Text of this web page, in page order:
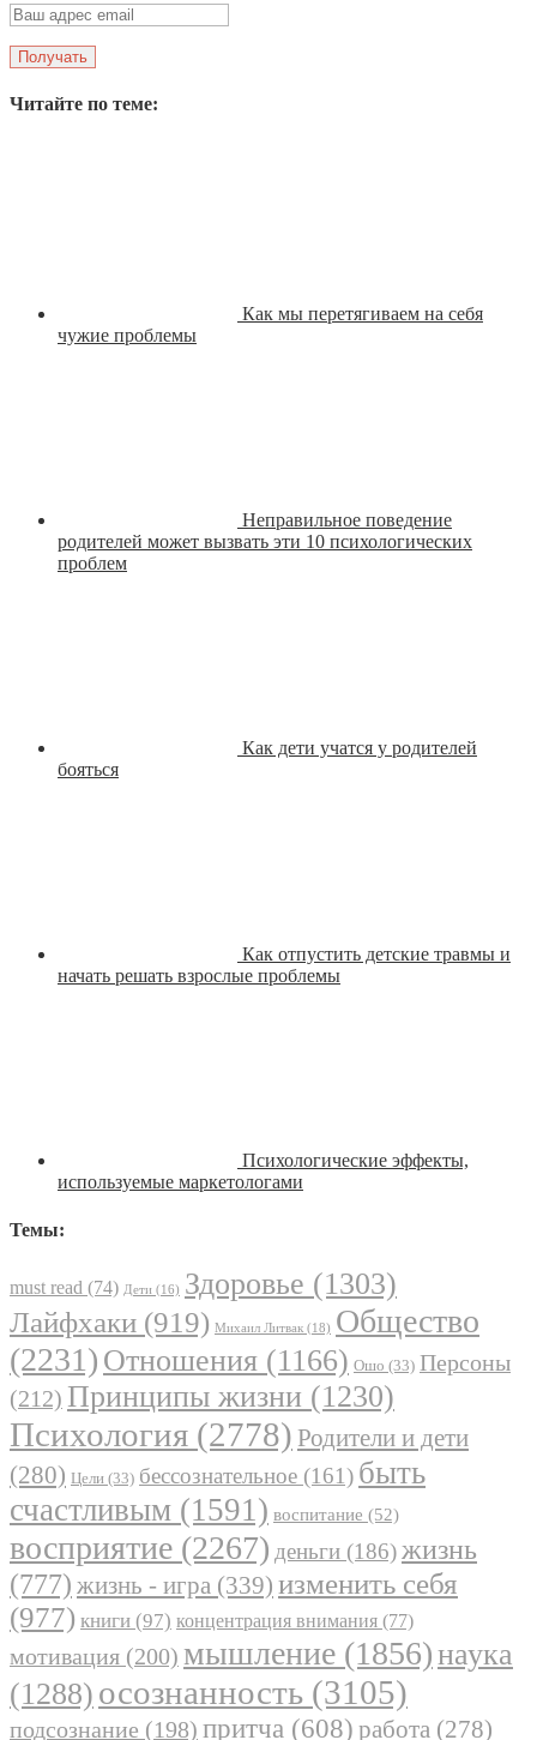
Читайте по теме:
Как мы перетягиваем на себя
чужие проблемы
Неправильное поведение
родителей может вызвать эти 10 психологических
проблем
Как дети учатся у родителей
бояться
Как отпустить детские травмы и
начать решать взрослые проблемы
Психологические эффекты,
используемые маркетологами
Темы:
must read (74) Дети (16) Здоровье (1303)
Лайфхаки (919) Михаил Литвак (18) Общество
(2231) Отношения (1166) Ошо (33) Персоны
(212) Принципы жизни (1230)
Психология (2778) Родители и дети
(280) Цели (33) бессознательное (161) быть
счастливым (1591) воспитание (52)
восприятие (2267) деньги (186)жизнь
(777) жизнь - игра (339) изменить себя
(977) книги (97) концентрация внимания (77)
мотивация (200) мышление (1856)наука
(1288) осознанность (3105)
подсознание (198) притча (608) работа (278)